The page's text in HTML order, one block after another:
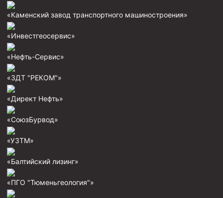
«Каменский завод транспортного машиностроения»
«Инвестгеосервис»
«Нефть-Сервис»
«ЗДТ "РЕКОМ"»
«Директ Нефть»
«СоюзБурвод»
«УЗТМ»
«Балтийский лизинг»
«ПГО "Тюменьгеология"»